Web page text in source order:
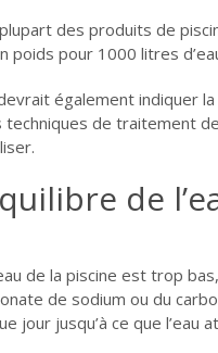
des produits de
poids pour 1000 litres
également indiquer
de traitement de
de
de la piscine est trop
de sodium ou du
jour jusqu’à ce que l’eau